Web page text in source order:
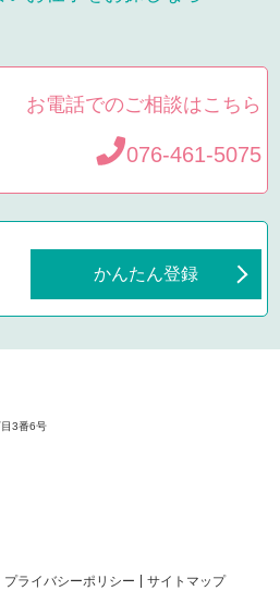
お電話でのご相談はこちら
076-461-5075
かんたん登録
3番6号
プライバシーポリシー サイトマップ